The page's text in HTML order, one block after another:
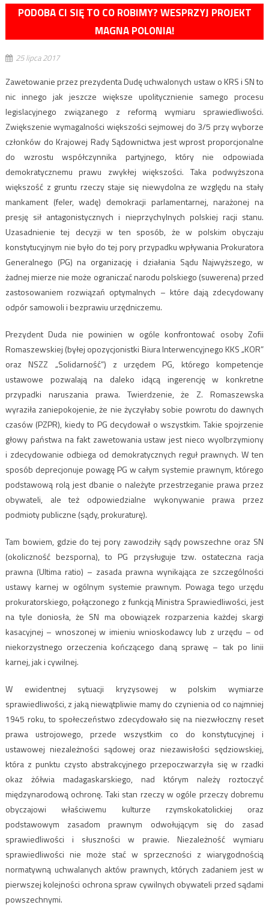
PODOBA CI SIĘ TO CO ROBIMY? WESPRZYJ PROJEKT
MAGNA POLONIA!
25 lipca 2017
Zawetowanie przez prezydenta Dudę uchwalonych ustaw o KRS i SN to
nic innego jak jeszcze większe upolitycznienie samego procesu
legislacyjnego związanego z reformą wymiaru sprawiedliwości.
Zwiększenie wymagalności większości sejmowej do 3/5 przy wyborze
członków do Krajowej Rady Sądownictwa jest wprost proporcjonalne
do wzrostu współczynnika partyjnego, który nie odpowiada
demokratycznemu prawu zwykłej większości. Taka podwyższona
większość z gruntu rzeczy staje się niewydolna ze względu na stały
mankament (feler, wadę) demokracji parlamentarnej, narażonej na
presję sił antagonistycznych i nieprzychylnych polskiej racji stanu.
Uzasadnienie tej decyzji w ten sposób, że w polskim obyczaju
konstytucyjnym nie było do tej pory przypadku wpływania Prokuratora
Generalnego (PG) na organizację i działania Sądu Najwyższego, w
żadnej mierze nie może ograniczać narodu polskiego (suwerena) przed
zastosowaniem rozwiązań optymalnych – które dają zdecydowany
odpór samowoli i bezprawiu urzędniczemu.
Prezydent Duda nie powinien w ogóle konfrontować osoby Zofii
Romaszewskiej (byłej opozycjonistki Biura Interwencyjnego KKS „KOR”
oraz NSZZ „Solidarność”) z urzędem PG, którego kompetencje
ustawowe pozwalają na daleko idącą ingerencję w konkretne
przypadki naruszania prawa. Twierdzenie, że Z. Romaszewska
wyraziła zaniepokojenie, że nie życzyłaby sobie powrotu do dawnych
czasów (PZPR), kiedy to PG decydował o wszystkim. Takie spojrzenie
głowy państwa na fakt zawetowania ustaw jest nieco wyolbrzymiony
i zdecydowanie odbiega od demokratycznych reguł prawnych. W ten
sposób deprecjonuje powagę PG w całym systemie prawnym, którego
podstawową rolą jest dbanie o należyte przestrzeganie prawa przez
obywateli, ale też odpowiedzialne wykonywanie prawa przez
podmioty publiczne (sądy, prokuraturę).
Tam bowiem, gdzie do tej pory zawodziły sądy powszechne oraz SN
(okoliczność bezsporna), to PG przysługuje tzw. ostateczna racja
prawna (Ultima ratio) – zasada prawna wynikająca ze szczególności
ustawy karnej w ogólnym systemie prawnym. Powaga tego urzędu
prokuratorskiego, połączonego z funkcją Ministra Sprawiedliwości, jest
na tyle doniosła, że SN ma obowiązek rozparzenia każdej skargi
kasacyjnej – wnoszonej w imieniu wnioskodawcy lub z urzędu – od
niekorzystnego orzeczenia kończącego daną sprawę – tak po linii
karnej, jak i cywilnej.
W ewidentnej sytuacji kryzysowej w polskim wymiarze
sprawiedliwości, z jaką niewątpliwie mamy do czynienia od co najmniej
1945 roku, to społeczeństwo zdecydowało się na niezwłoczny reset
prawa ustrojowego, przede wszystkim co do konstytucyjnej i
ustawowej niezależności sądowej oraz niezawisłości sędziowskiej,
która z punktu czysto abstrakcyjnego przepoczwarzyła się w rzadki
okaz żółwia madagaskarskiego, nad którym należy roztoczyć
międzynarodową ochronę. Taki stan rzeczy w ogóle przeczy dobremu
obyczajowi właściwemu kulturze rzymskokatolickiej oraz
podstawowym zasadom prawnym odwołującym się do zasad
sprawiedliwości i słuszności w prawie. Niezależność wymiaru
sprawiedliwości nie może stać w sprzeczności z wiarygodnością
normatywną uchwalanych aktów prawnych, których zadaniem jest w
pierwszej kolejności ochrona spraw cywilnych obywateli przed sądami
powszechnymi.